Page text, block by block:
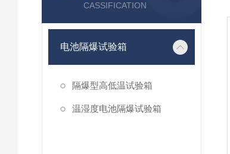
CASSIFICATION
电池隔爆试验箱
隔爆型高低温试验箱
温湿度电池隔爆试验箱